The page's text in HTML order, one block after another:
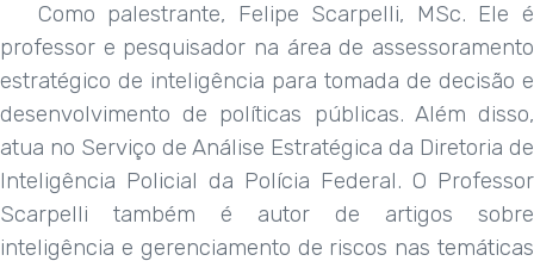
Como palestrante, Felipe Scarpelli, MSc. Ele é
professor e pesquisador na área de assessoramento
estratégico de inteligência para tomada de decisão e
desenvolvimento de políticas públicas. Além disso,
atua no Serviço de Análise Estratégica da Diretoria de
Inteligência Policial da Polícia Federal. O Professor
Scarpelli também é autor de artigos sobre
inteligência e gerenciamento de riscos nas temáticas